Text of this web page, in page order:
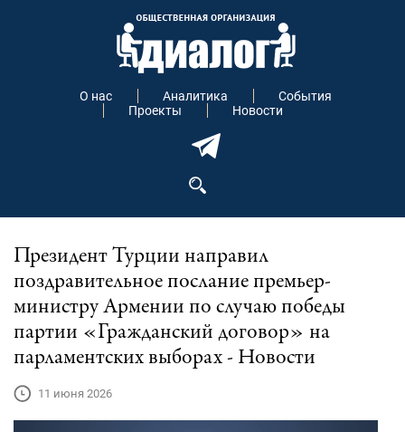
О нас Аналитика
События
Проекты
Новости
Президент Турции направил
поздравительное послание премьер-
министру Армении по случаю победы
партии «Гражданский договор» на
парламентских выборах - Новости
11 июня 2026